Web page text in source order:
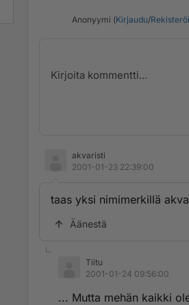
Anonyymi (Kirjaudu/
akvaristi
2001-01-23 22:39:00
taas yksi nimimerkillä
Äänestä
Tiitu
2001-01-24 09:56:00
... Mutta mehän kaikki